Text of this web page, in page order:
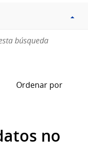
búsqueda
Ordenar por
no